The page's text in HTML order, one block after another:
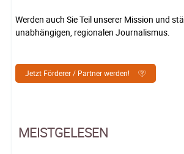
Werden auch Sie Teil unserer Mission und
unabhängigen, regionalen Journalismus.
Jetzt Förderer / Partner werden!
MEISTGELESEN